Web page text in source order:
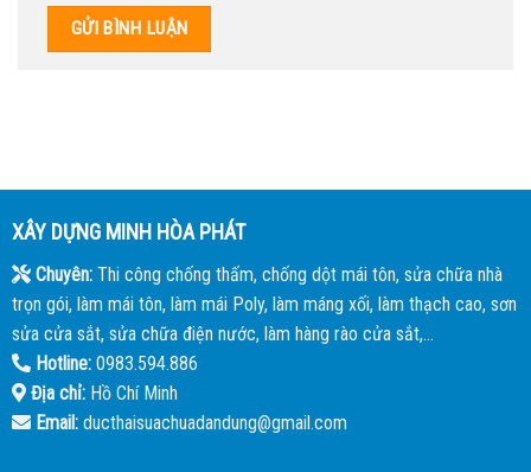
XÂY DỰNG MINH HÒA PHÁT
Chuyên:Thi công chống thấm, chống dột mái tôn, sửa chữa nhà
trọn gói, làm mái tôn, làm mái Poly, làm máng xối, làm thạch cao, sơn
sửa cửa sắt, sửa chữa điện nước, làm hàng rào cửa sắt,...
Hotline:0983.594.886
Địa chỉ:Hồ Chí Minh
Email:ducthaisuachuadandung@gmail.com